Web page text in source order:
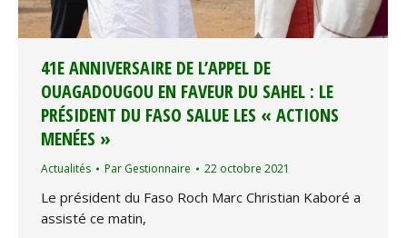
41E ANNIVERSAIRE DE L’APPEL DE
OUAGADOUGOU EN FAVEUR DU SAHEL : LE
PRÉSIDENT DU FASO SALUE LES « ACTIONS
MENÉES »
Actualités Par Gestionnaire 22 octobre 2021
Le président du Faso Roch Marc Christian Kaboré a
assisté ce matin,